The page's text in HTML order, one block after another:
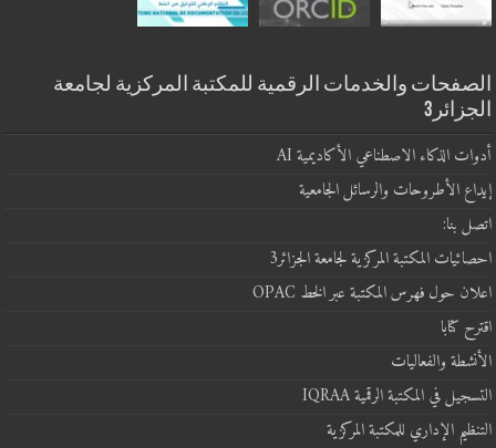
الصفحات والخدمات الرقمية للمكتبة المركزية لجامعة
الجزائر3
أدوات الذكاء الاصطناعي الأكاديمية AI
إيداع الأطروحات والرسائل الجامعية
اتصل بنا:
احصائيات المكتبة المركزية لجامعة الجزائر3
اعلان حول فهرس المكتبة عبر الخط OPAC
اقترح كتابا
الأنشطة والفعاليات
التسجيل في المكتبة الرقمية IQRAA
التنظيم الإداري للمكتبة المركزية